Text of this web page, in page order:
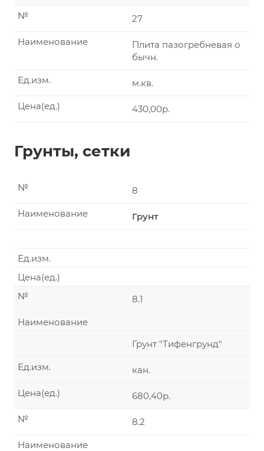
27
№
Плита пазогребневая о
бычн.
Наименование
м.кв.
Ед.изм.
430,00р.
Цена(ед.)
Грунты, сетки
8
№
Грунт
Наименование
Ед.изм.
Цена(ед.)
8.1
№
Наименование
Грунт "Тифенгрунд"
кан.
Ед.изм.
680,40р.
Цена(ед.)
8.2
№
Наименование